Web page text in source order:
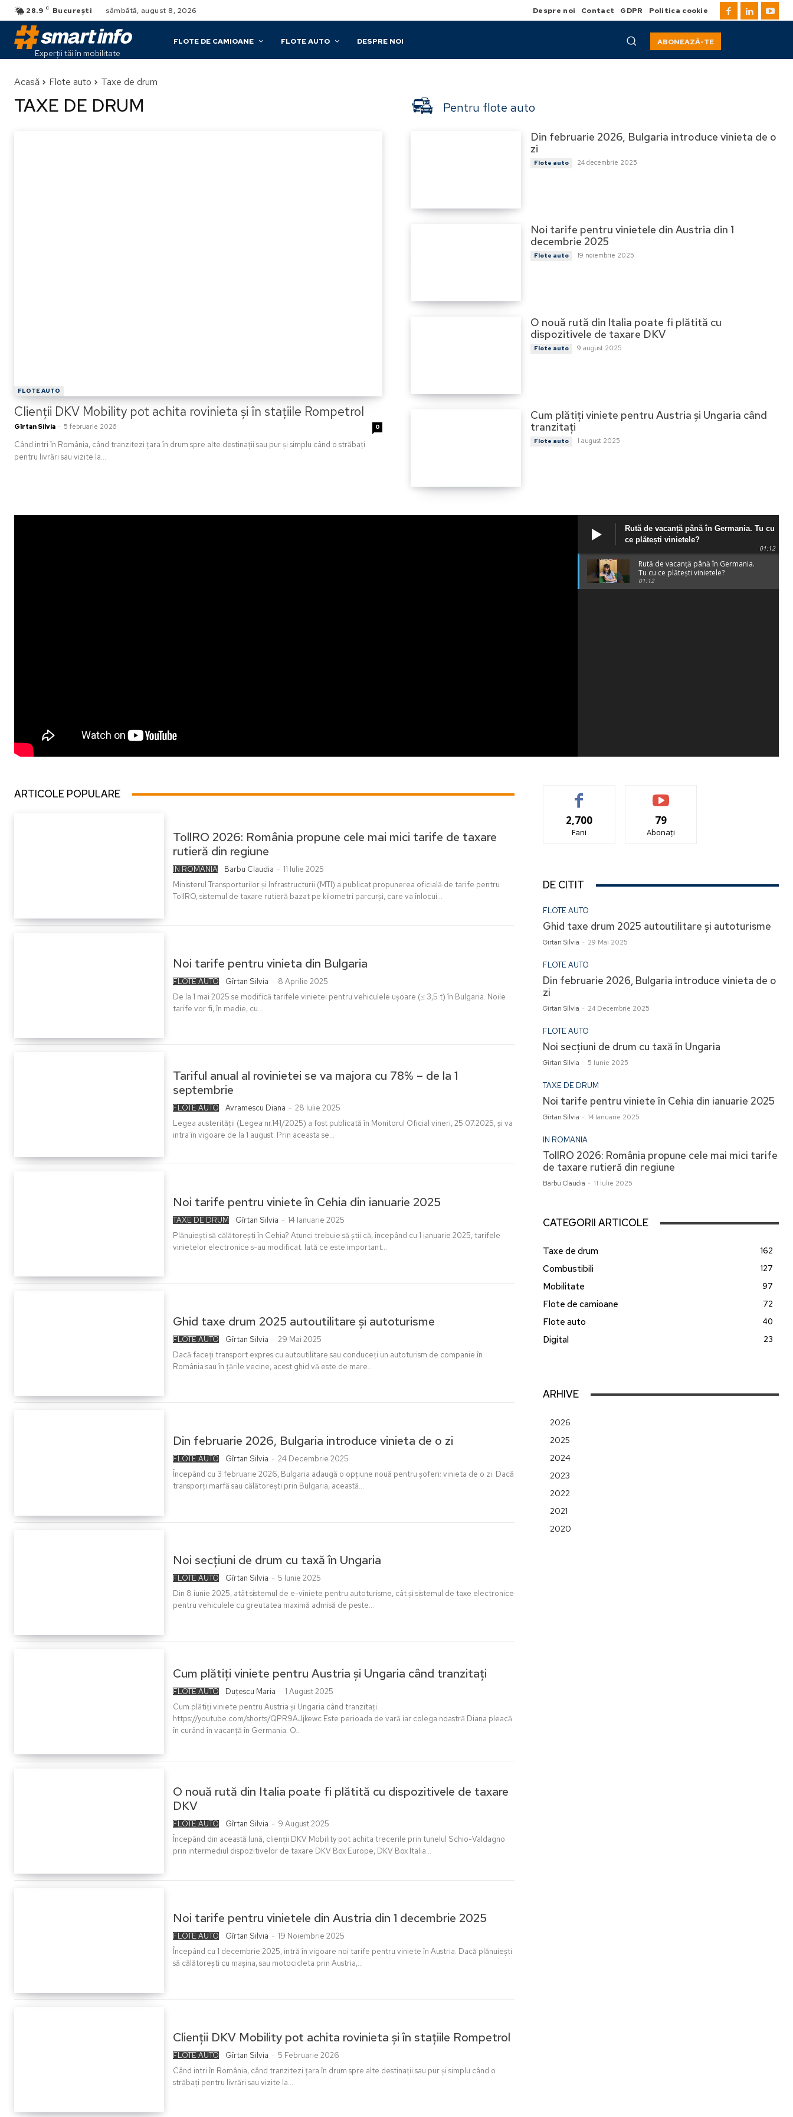
28.9 C București sâmbătă, august 8, 2026 Despre noi Contact GDPR Politica cookie
Experții tăi în mobilitate
FLOTE DE CAMIOANE FLOTE AUTO DESPRE NOI ABONEAZĂ-TE
Acasă Flote auto Taxe de drum
TAXE DE DRUM Pentru flote auto
FLOTE AUTO
Clienții DKV Mobility pot achita rovinieta și în stațiile Rompetrol
Gîrtan Silvia - 5 februarie 2026 0
Când intri în România, când tranzitezi țara în drum spre alte destinații sau pur și simplu când o străbați
pentru livrări sau vizite la...
Din februarie 2026, Bulgaria introduce vinieta de o
zi
Flote auto 24 decembrie 2025
Noi tarife pentru vinietele din Austria din 1
decembrie 2025
Flote auto 19 noiembrie 2025
O nouă rută din Italia poate fi plătită cu
dispozitivele de taxare DKV
Flote auto 9 august 2025
Cum plătiți viniete pentru Austria și Ungaria când
tranzitați
Flote auto 1 august 2025
Rută de vacanță până în Germania. Tu cu
ce plătești vinietele?
01:12
Rută de vacanță până în Germania.
Tu cu ce plătești vinietele?
01:12
ARTICOLE POPULARE
TollRO 2026: România propune cele mai mici tarife de taxare
rutieră din regiune
IN ROMANIA Barbu Claudia - 11 Iulie 2025
Ministerul Transporturilor și Infrastructurii (MTI) a publicat propunerea oficială de tarife pentru
TollRO, sistemul de taxare rutieră bazat pe kilometri parcurși, care va înlocui...
Noi tarife pentru vinieta din Bulgaria
FLOTE AUTO Gîrtan Silvia - 8 Aprilie 2025
De la 1 mai 2025 se modifică tarifele vinietei pentru vehiculele ușoare (≤ 3,5 t) în Bulgaria. Noile
tarife vor fi, în medie, cu...
Tariful anual al rovinietei se va majora cu 78% – de la 1
septembrie
FLOTE AUTO Avramescu Diana - 28 Iulie 2025
Legea austerității (Legea nr.141/2025) a fost publicată în Monitorul Oficial vineri, 25.07.2025, și va
intra în vigoare de la 1 august. Prin aceasta se...
Noi tarife pentru viniete în Cehia din ianuarie 2025
TAXE DE DRUM Gîrtan Silvia - 14 Ianuarie 2025
Plănuiești să călătorești în Cehia? Atunci trebuie să știi că, începând cu 1 ianuarie 2025, tarifele
vinietelor electronice s-au modificat. Iată ce este important...
Ghid taxe drum 2025 autoutilitare și autoturisme
FLOTE AUTO Gîrtan Silvia - 29 Mai 2025
Dacă faceți transport expres cu autoutilitare sau conduceți un autoturism de companie în
România sau în țările vecine, acest ghid vă este de mare...
Din februarie 2026, Bulgaria introduce vinieta de o zi
FLOTE AUTO Gîrtan Silvia - 24 Decembrie 2025
Începând cu 3 februarie 2026, Bulgaria adaugă o opțiune nouă pentru șoferi: vinieta de o zi. Dacă
transporți marfă sau călătorești prin Bulgaria, această...
Noi secțiuni de drum cu taxă în Ungaria
FLOTE AUTO Gîrtan Silvia - 5 Iunie 2025
Din 8 iunie 2025, atât sistemul de e-viniete pentru autoturisme, cât și sistemul de taxe electronice
pentru vehiculele cu greutatea maximă admisă de peste...
Cum plătiți viniete pentru Austria și Ungaria când tranzitați
FLOTE AUTO Duțescu Maria - 1 August 2025
Cum plătiți viniete pentru Austria și Ungaria când tranzitați.
https://youtube.com/shorts/QPR9AJjkewc Este perioada de vară iar colega noastră Diana pleacă
în curând în vacanță în Germania. O...
O nouă rută din Italia poate fi plătită cu dispozitivele de taxare
DKV
FLOTE AUTO Gîrtan Silvia - 9 August 2025
Începând din această lună, clienții DKV Mobility pot achita trecerile prin tunelul Schio-Valdagno
prin intermediul dispozitivelor de taxare DKV Box Europe, DKV Box Italia...
Noi tarife pentru vinietele din Austria din 1 decembrie 2025
FLOTE AUTO Gîrtan Silvia - 19 Noiembrie 2025
Începând cu 1 decembrie 2025, intră în vigoare noi tarife pentru viniete în Austria. Dacă plănuiești
să călătorești cu mașina, sau motocicleta prin Austria,...
Clienții DKV Mobility pot achita rovinieta și în stațiile Rompetrol
FLOTE AUTO Gîrtan Silvia - 5 Februarie 2026
Când intri în România, când tranzitezi țara în drum spre alte destinații sau pur și simplu când o
străbați pentru livrări sau vizite la...
2,700
Fani
79
Abonați
DE CITIT
FLOTE AUTO
Ghid taxe drum 2025 autoutilitare și autoturisme
Gîrtan Silvia - 29 Mai 2025
FLOTE AUTO
Din februarie 2026, Bulgaria introduce vinieta de o
zi
Gîrtan Silvia - 24 Decembrie 2025
FLOTE AUTO
Noi secțiuni de drum cu taxă în Ungaria
Gîrtan Silvia - 5 Iunie 2025
TAXE DE DRUM
Noi tarife pentru viniete în Cehia din ianuarie 2025
Gîrtan Silvia - 14 Ianuarie 2025
IN ROMANIA
TollRO 2026: România propune cele mai mici tarife
de taxare rutieră din regiune
Barbu Claudia - 11 Iulie 2025
CATEGORII ARTICOLE
Taxe de drum 162
Combustibili 127
Mobilitate 97
Flote de camioane 72
Flote auto 40
Digital 23
ARHIVE
2026
2025
2024
2023
2022
2021
2020